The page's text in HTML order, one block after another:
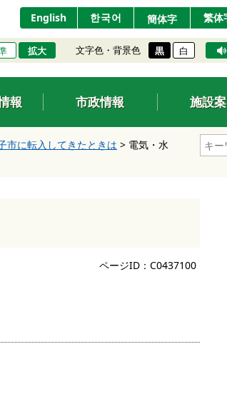
English 한국어 簡体字 繁体
拡大 文字色・背景色 黒 白
報 市政情報 施設
市に転入してきたときは > 電気・水
ページID：C0437100